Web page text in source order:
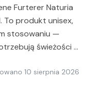
Furterer Naturia
To produkt unisex,
stosowaniu —
świeżości …
10 sierpnia 2026